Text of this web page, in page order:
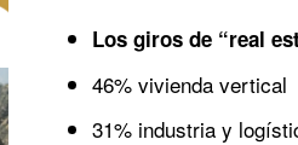
Los giros de “real
46% vivienda vertical
31% industria y